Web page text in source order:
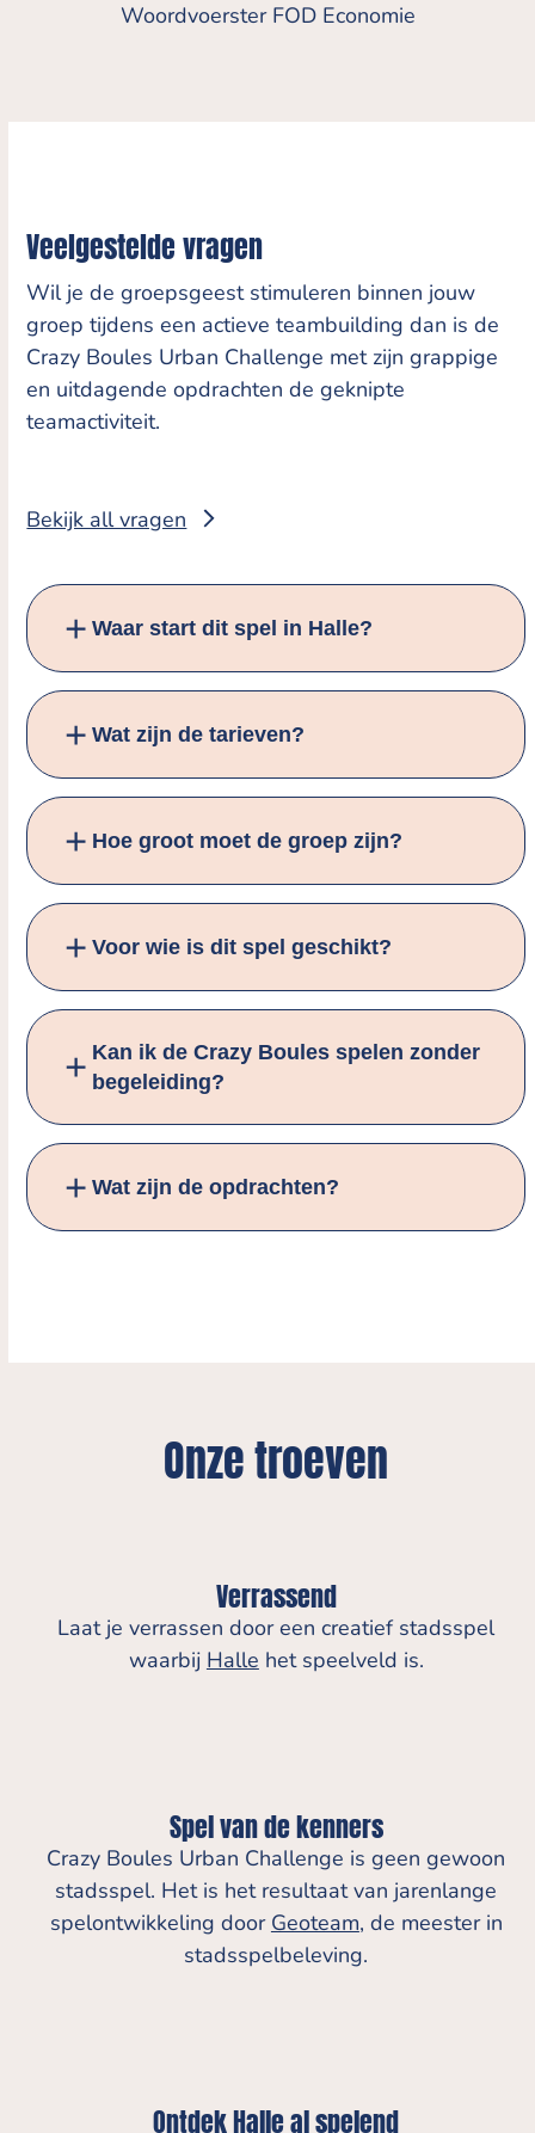
Woordvoerster FOD Economie
Veelgestelde vragen
Wil je de groepsgeest stimuleren binnen jouw
groep tijdens een actieve teambuilding dan is de
Crazy Boules Urban Challenge met zijn grappige
en uitdagende opdrachten de geknipte
teamactiviteit.
Bekijk all vragen
Waar start dit spel in Halle?
Wat zijn de tarieven?
Hoe groot moet de groep zijn?
Voor wie is dit spel geschikt?
Kan ik de Crazy Boules spelen zonder
begeleiding?
Wat zijn de opdrachten?
Onze troeven
Verrassend
Laat je verrassen door een creatief stadsspel
waarbij Halle het speelveld is.
Spel van de kenners
Crazy Boules Urban Challenge is geen gewoon
stadsspel. Het is het resultaat van jarenlange
spelontwikkeling door Geoteam, de meester in
stadsspelbeleving.
Ontdek Halle al spelend